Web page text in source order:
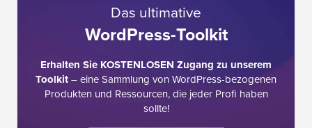
Das ultimative
WordPress-Toolkit
Erhalten Sie KOSTENLOSEN Zugang zu unserem
Toolkit– eine Sammlung von WordPress-bezogenen
Produkten und Ressourcen, die jeder Profi haben
sollte!